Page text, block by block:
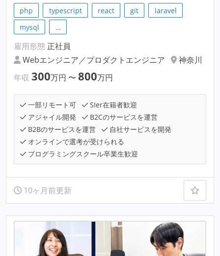
php typescript react git
laravel
mysql
…
雇用形態 正社員
Webエンジニア／プロダクトエンジニア
神奈川
年収 300万円 〜 800万円
一部リモート可
SIer在籍者歓迎
アジャイル開発
B2Cのサービスを運営
B2Bのサービスを運営
自社サービスを開発
オンラインで選考が受けられる
プログラミングスクール卒業生歓迎
10ヶ月前更新